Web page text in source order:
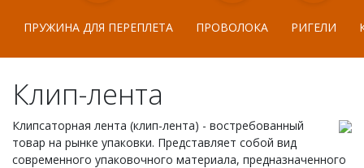
ПРУЖИНА ДЛЯ ПЕРЕПЛЕТА ПРОВОЛОКА РИГЕЛИ
Клип-лента
Клипсаторная лента (клип-лента) - востребованный
товар на рынке упаковки. Представляет собой вид
современного упаковочного материала, предназначенного